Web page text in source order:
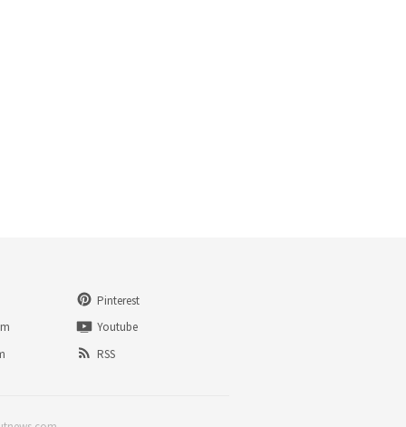
Pinterest
Youtube
RSS